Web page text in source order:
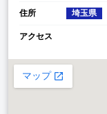
住所 埼玉県
アクセス